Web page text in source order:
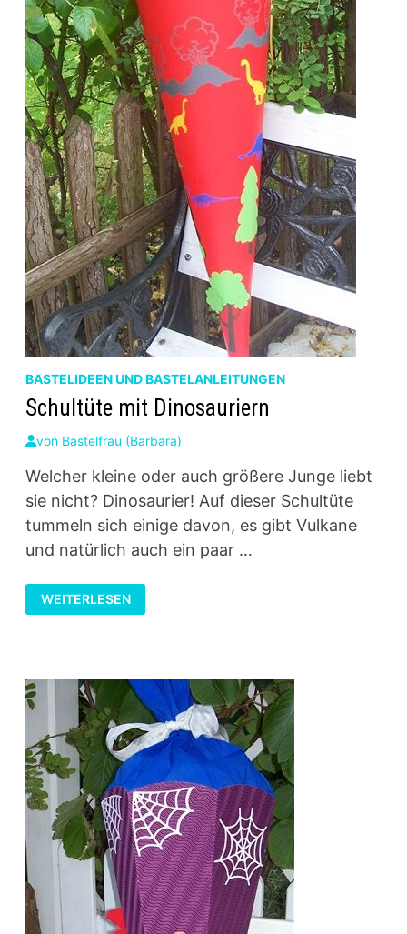
BASTELIDEEN UND BASTELANLEITUNGEN
Schultüte mit Dinosauriern
von Bastelfrau (Barbara)
Welcher kleine oder auch größere Junge liebt
sie nicht? Dinosaurier! Auf dieser Schultüte
tummeln sich einige davon, es gibt Vulkane
und natürlich auch ein paar …
SCHULTÜTE
MIT
DINOSAURIERN
WEITERLESEN